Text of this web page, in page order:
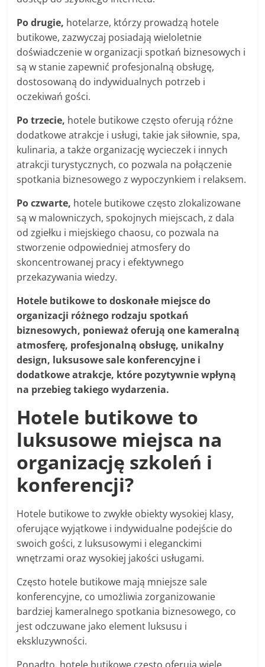
Po drugie, hotelarze, którzy prowadzą hotele
butikowe, zazwyczaj posiadają wieloletnie
doświadczenie w organizacji spotkań biznesowych i
są w stanie zapewnić profesjonalną obsługę,
dostosowaną do indywidualnych potrzeb i
oczekiwań gości.
Po trzecie, hotele butikowe często oferują różne
dodatkowe atrakcje i usługi, takie jak siłownie, spa,
kulinaria, a także organizację wycieczek i innych
atrakcji turystycznych, co pozwala na połączenie
spotkania biznesowego z wypoczynkiem i relaksem.
Po czwarte, hotele butikowe często zlokalizowane
są w malowniczych, spokojnych miejscach, z dala
od zgiełku i miejskiego chaosu, co pozwala na
stworzenie odpowiedniej atmosfery do
skoncentrowanej pracy i efektywnego
przekazywania wiedzy.
Hotele butikowe to doskonałe miejsce do
organizacji różnego rodzaju spotkań
biznesowych, ponieważ oferują one kameralną
atmosferę, profesjonalną obsługę, unikalny
design, luksusowe sale konferencyjne i
dodatkowe atrakcje, które pozytywnie wpłyną
na przebieg takiego wydarzenia.
Hotele butikowe to
luksusowe miejsca na
organizację szkoleń i
konferencji?
Hotele butikowe to zwykłe obiekty wysokiej klasy,
oferujące wyjątkowe i indywidualne podejście do
swoich gości, z luksusowymi i eleganckimi
wnętrzami oraz wysokiej jakości usługami.
Często hotele butikowe mają mniejsze sale
konferencyjne, co umożliwia zorganizowanie
bardziej kameralnego spotkania biznesowego, co
jest odczuwane jako element luksusu i
ekskluzywności.